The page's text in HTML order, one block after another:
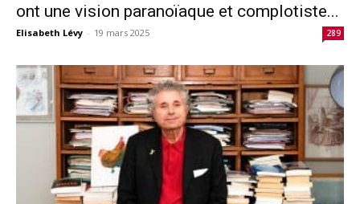
ont une vision paranoïaque et complotiste...
Elisabeth Lévy - 19 mars 2025 289